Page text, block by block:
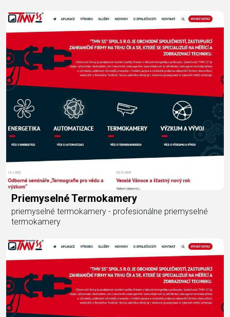
Priemyselné Termokamery
priemyselné termokamery - profesionálne priemyselné
termokamery